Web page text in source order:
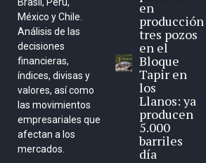
México y Chile.
Análisis de las
decisiones
financieras,
índices, divisas y
valores, así como
las movimientos
empresariales que
afectan a los
mercados.
en
producción
tres pozos
en el
Bloque
Tapir en
los
Llanos: ya
producen
5.000
barriles
día